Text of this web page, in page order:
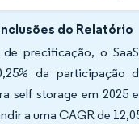
do Relatório
precificação, o
da participação
self storage em 2025
a uma CAGR de